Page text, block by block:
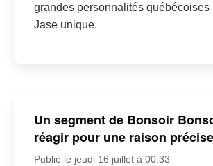
grandes personnalités québécoises
Jase unique.
Un segment de Bonsoir
réagir pour une raison précise
Publié le jeudi 16 juillet à 00:33